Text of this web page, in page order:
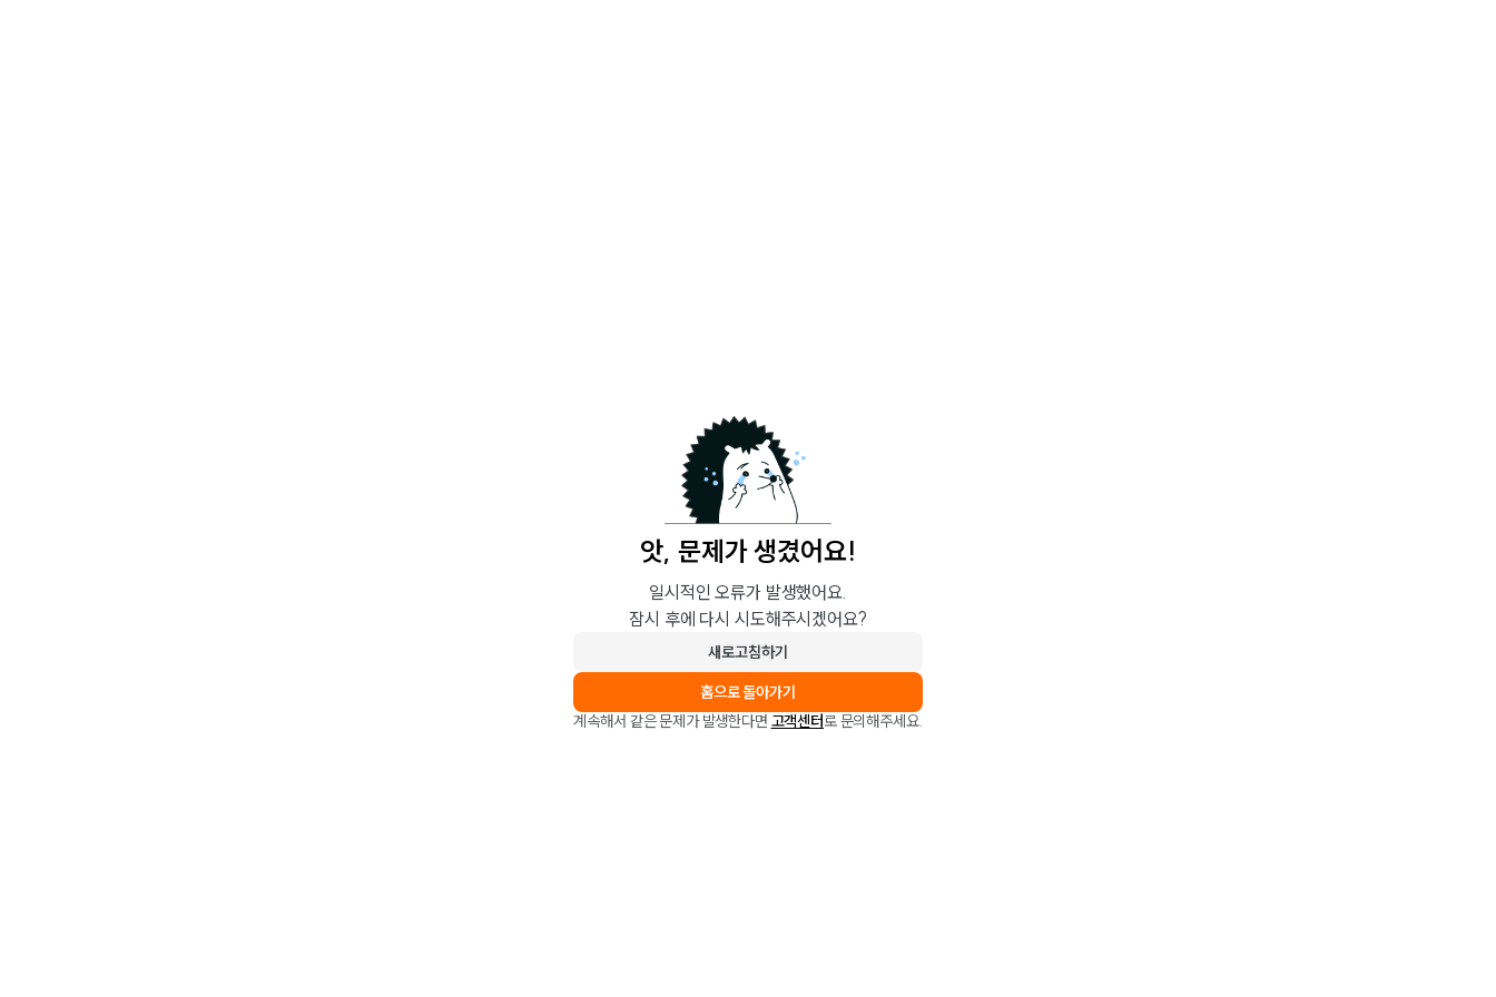
앗, 문제가 생겼어요!
일시적인 오류가 발생했어요.
잠시 후에 다시 시도해주시겠어요?
새로고침하기
홈으로 돌아가기
계속해서 같은 문제가 발생한다면 고객센터로 문의해주세요.